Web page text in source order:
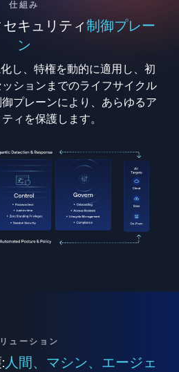
仕組み
キュリティ制御プレー
ン
し、特権を動的に適用し、初
ションまでのライフサイクル
プレーンにより、あらゆるア
ィを保護します。
ューション
人間、マシン、エージェ